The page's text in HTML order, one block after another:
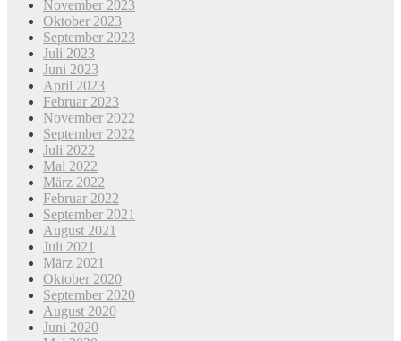
November 2023
Oktober 2023
September 2023
Juli 2023
Juni 2023
April 2023
Februar 2023
November 2022
September 2022
Juli 2022
Mai 2022
März 2022
Februar 2022
September 2021
August 2021
Juli 2021
März 2021
Oktober 2020
September 2020
August 2020
Juni 2020